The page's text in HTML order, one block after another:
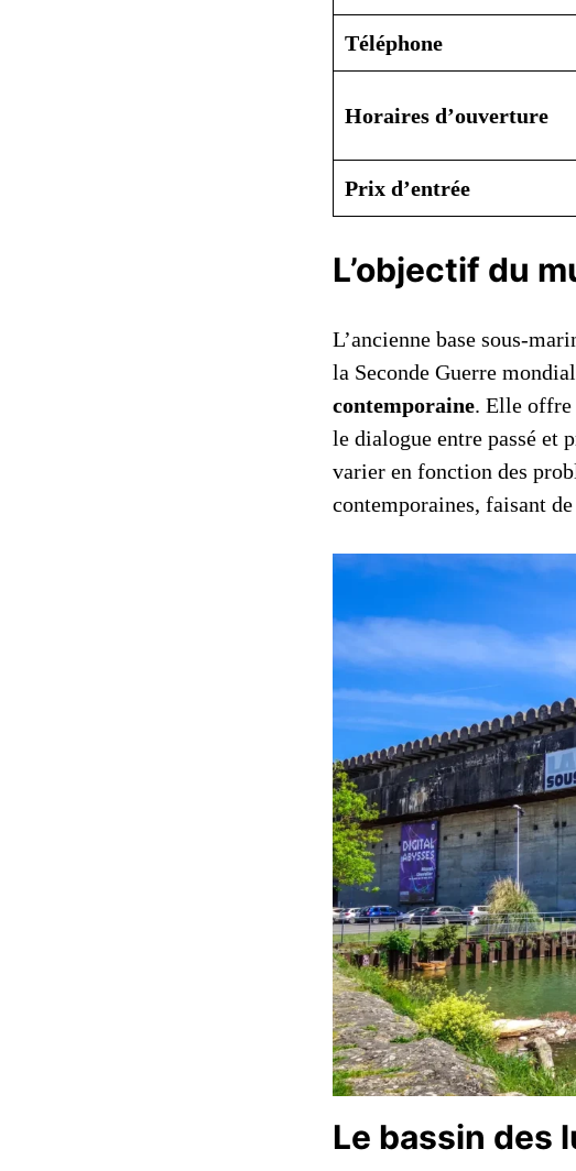
Téléphone
Horaires d’ouverture
Prix d’entrée
L’objectif du
L’ancienne base sous-
la Seconde Guerre
contemporaine. Elle offre
le dialogue entre passé et
varier en fonction des
contemporaines, faisant de
Le bassin des